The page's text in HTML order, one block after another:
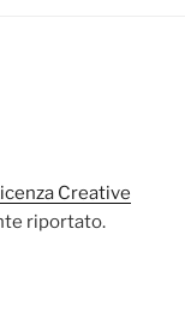
Creative
riportato.